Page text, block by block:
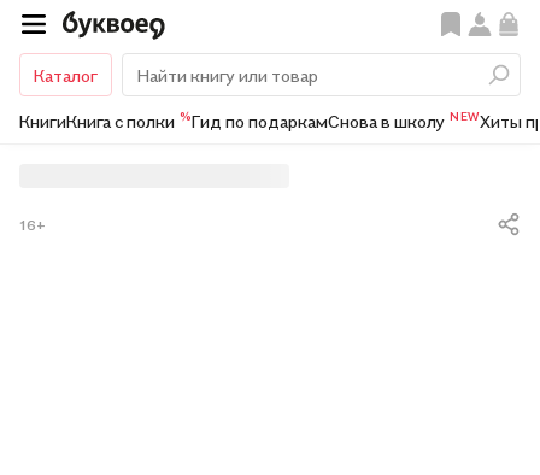
Каталог
КнигиКнига с полки %Гид по подаркамСнова в школу NEWХиты
16+